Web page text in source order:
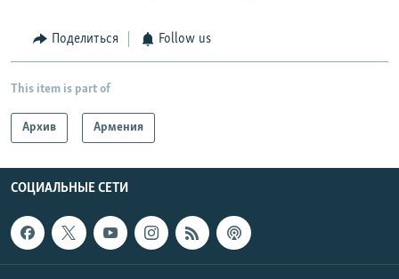
Поделиться Follow us
This item is part of
Архив Армения
СОЦИАЛЬНЫЕ СЕТИ